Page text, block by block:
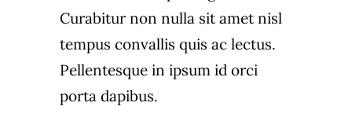
Curabitur non nulla sit amet nisl
tempus convallis quis ac lectus.
Pellentesque in ipsum id orci
porta dapibus.